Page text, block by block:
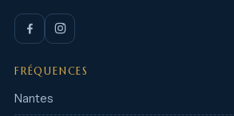
FRÉQUENCES
Nantes